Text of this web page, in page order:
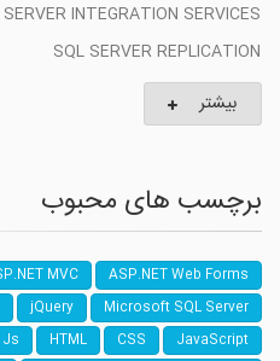
INTEGRATION SERVICES
SQL SERVER REPLICATION
بیشتر
برچسب های محبوب
ASP.NET Web Forms
MVC
Microsoft SQL Server
jQuery
JavaScript
CSS
HTML